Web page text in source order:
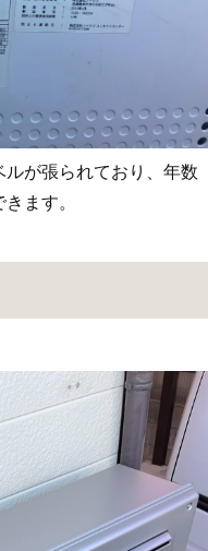
が張られており、年数
ます。